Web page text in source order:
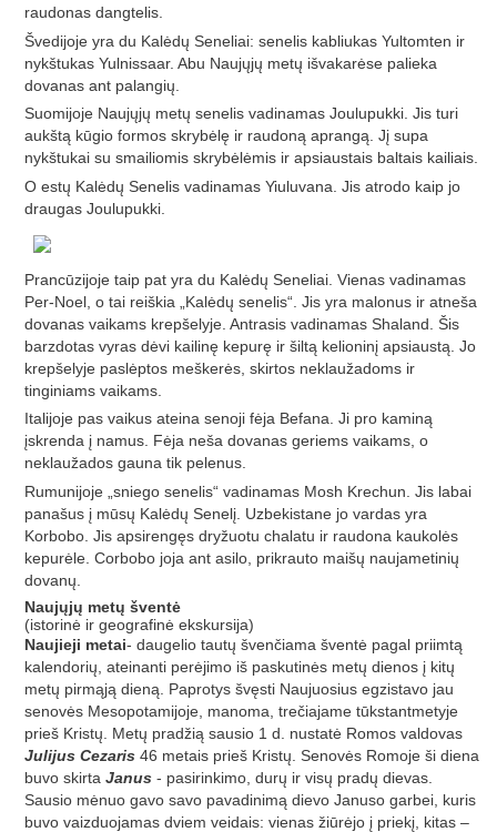
raudonas dangtelis.
Švedijoje yra du Kalėdų Seneliai: senelis kabliukas Yultomten ir
nykštukas Yulnissaar. Abu Naujųjų metų išvakarėse palieka
dovanas ant palangių.
Suomijoje Naujųjų metų senelis vadinamas Joulupukki. Jis turi
aukštą kūgio formos skrybėlę ir raudoną aprangą. Jį supa
nykštukai su smailiomis skrybėlėmis ir apsiaustais baltais kailiais.
O estų Kalėdų Senelis vadinamas Yiuluvana. Jis atrodo kaip jo
draugas Joulupukki.
Prancūzijoje taip pat yra du Kalėdų Seneliai. Vienas vadinamas
Per-Noel, o tai reiškia „Kalėdų senelis“. Jis yra malonus ir atneša
dovanas vaikams krepšelyje. Antrasis vadinamas Shaland. Šis
barzdotas vyras dėvi kailinę kepurę ir šiltą kelioninį apsiaustą. Jo
krepšelyje paslėptos meškerės, skirtos neklaužadoms ir
tinginiams vaikams.
Italijoje pas vaikus ateina senoji fėja Befana. Ji pro kaminą
įskrenda į namus. Fėja neša dovanas geriems vaikams, o
neklaužados gauna tik pelenus.
Rumunijoje „sniego senelis“ vadinamas Mosh Krechun. Jis labai
panašus į mūsų Kalėdų Senelį. Uzbekistane jo vardas yra
Korbobo. Jis apsirengęs dryžuotu chalatu ir raudona kaukolės
kepurėle. Corbobo joja ant asilo, prikrauto maišų naujametinių
dovanų.
Naujųjų metų šventė
(istorinė ir geografinė ekskursija)
Naujieji metai- daugelio tautų švenčiama šventė pagal priimtą
kalendorių, ateinanti perėjimo iš paskutinės metų dienos į kitų
metų pirmąją dieną. Paprotys švęsti Naujuosius egzistavo jau
senovės Mesopotamijoje, manoma, trečiajame tūkstantmetyje
prieš Kristų. Metų pradžią sausio 1 d. nustatė Romos valdovas
Julijus Cezaris 46 metais prieš Kristų. Senovės Romoje ši diena
buvo skirta Janus - pasirinkimo, durų ir visų pradų dievas.
Sausio mėnuo gavo savo pavadinimą dievo Januso garbei, kuris
buvo vaizduojamas dviem veidais: vienas žiūrėjo į priekį, kitas –